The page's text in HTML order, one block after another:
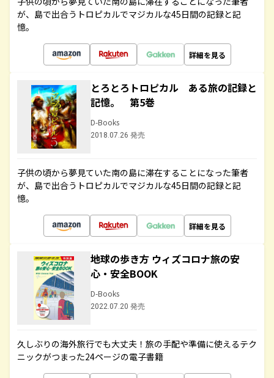
が、島で出合うトロピカルでマジカルな45日間の記録と記
憶。
詳細を見る
とろとろトロピカル ある旅の記録と
記憶。 第5巻
D-Books
2018.07.26 発売
子供の頃から夢見ていた南の島に滞在することになった筆者
が、島で出合うトロピカルでマジカルな45日間の記録と記
憶。
詳細を見る
地球の歩き方 ウィズコロナ旅の安
心・安全BOOK
D-Books
2022.07.20 発売
久しぶりの海外旅行でも大丈夫！旅の手配や準備に使えるテク
ニックがつまった24ページの電子書籍